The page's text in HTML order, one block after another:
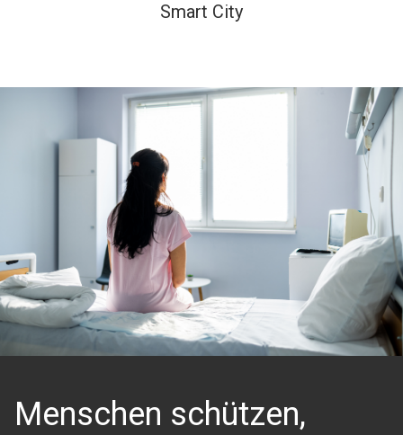
Smart City
Menschen schützen,